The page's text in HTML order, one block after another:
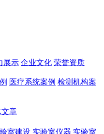
展示 企业文化 荣誉资质
医疗系统案例 检测机构案
章
室建设 实验室仪器 实验室